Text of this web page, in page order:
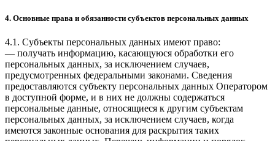
4. Основные права и обязанности субъектов персональных данных
4.1. Субъекты персональных данных имеют право:
— получать информацию, касающуюся обработки его
персональных данных, за исключением случаев,
предусмотренных федеральными законами. Сведения
предоставляются субъекту персональных данных Оператором
в доступной форме, и в них не должны содержаться
персональные данные, относящиеся к другим субъектам
персональных данных, за исключением случаев, когда
имеются законные основания для раскрытия таких